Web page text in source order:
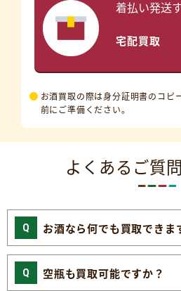
着払い発送
宅配買取
お酒買取の際は身分証明書のコピ
前にご準備ください。
よくあるご質
お酒なら何でも買取できま
空瓶も買取可能ですか？